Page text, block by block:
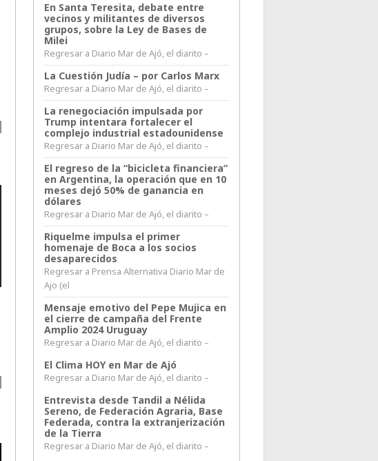
En Santa Teresita, debate entre
vecinos y militantes de diversos
grupos, sobre la Ley de Bases de
Milei
Regresar a Diario Mar de Ajó, el diarito –
La Cuestión Judía – por Carlos Marx
Regresar a Diario Mar de Ajó, el diarito –
La renegociación impulsada por
Trump intentara fortalecer el
complejo industrial estadounidense
Regresar a Diario Mar de Ajó, el diarito –
El regreso de la “bicicleta financiera”
en Argentina, la operación que en 10
meses dejó 50% de ganancia en
dólares
Regresar a Diario Mar de Ajó, el diarito –
Riquelme impulsa el primer
homenaje de Boca a los socios
desaparecidos
Regresar a Prensa Alternativa Diario Mar de
Ajo (el
Mensaje emotivo del Pepe Mujica en
el cierre de campaña del Frente
Amplio 2024 Uruguay
Regresar a Diario Mar de Ajó, el diarito –
El Clima HOY en Mar de Ajó
Regresar a Diario Mar de Ajó, el diarito –
Entrevista desde Tandil a Nélida
Sereno, de Federación Agraria, Base
Federada, contra la extranjerización
de la Tierra
Regresar a Diario Mar de Ajó, el diarito –